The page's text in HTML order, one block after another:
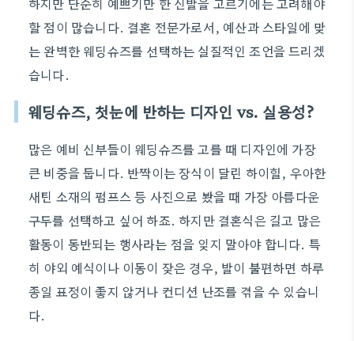
할 점이 많습니다. 결혼 전문가로서, 예산과 스타일에 맞
는 완벽한 웨딩슈즈를 선택하는 실질적인 조언을 드리겠
습니다.
웨딩슈즈, 첫눈에 반하는 디자인 vs. 실용성?
많은 예비 신부들이 웨딩슈즈를 고를 때 디자인에 가장
큰 비중을 둡니다. 반짝이는 장식이 달린 하이힐, 우아한
새틴 소재의 펌프스 등 사진으로 봤을 때 가장 아름다운
구두를 선택하고 싶어 하죠. 하지만 결혼식은 길고 많은
활동이 동반되는 행사라는 점을 잊지 말아야 합니다. 특
히 야외 예식이나 이동이 잦은 경우, 발이 불편하면 하루
종일 표정이 좋지 않거나 컨디션 난조를 겪을 수 있습니
다.